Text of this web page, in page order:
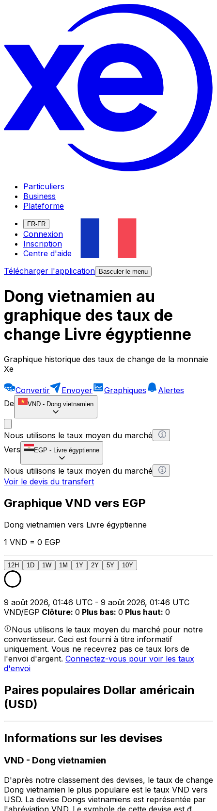
Particuliers
Business
Plateforme
FR-FR
Connexion
Inscription
Centre d'aide
Télécharger l'application
Basculer le menu
Dong vietnamien au
graphique des taux de
change Livre égyptienne
Graphique historique des taux de change de la monnaie
Xe
Convertir Envoyer Graphiques
Alertes
De
VND - Dong vietnamien
Nous utilisons le taux moyen du marché
Vers
EGP - Livre égyptienne
Nous utilisons le taux moyen du marché
Voir le devis du transfert
Graphique VND vers EGP
Dong vietnamien vers Livre égyptienne
1 VND = 0 EGP
12H 1D 1W 1M 1Y 2Y 5Y 10Y
9 août 2026, 01:46 UTC - 9 août 2026, 01:46 UTC
VND/EGP Clôture: 0 Plus bas: 0 Plus haut: 0
Nous utilisons le taux moyen du marché pour notre
convertisseur. Ceci est fourni à titre informatif
uniquement. Vous ne recevrez pas ce taux lors de
l'envoi d'argent. Connectez-vous pour voir les taux
d'envoi
Paires populaires Dollar américain
(USD)
Informations sur les devises
VND - Dong vietnamien
D'après notre classement des devises, le taux de change
Dong vietnamien le plus populaire est le taux VND vers
USD. La devise Dongs vietnamiens est représentée par